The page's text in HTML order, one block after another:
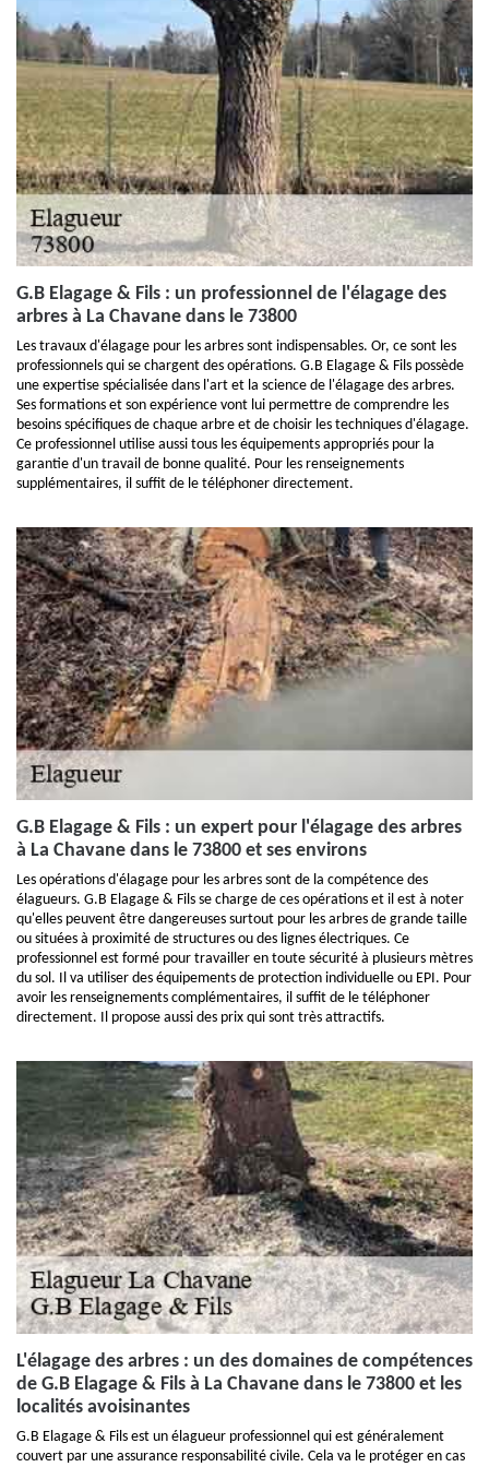
G.B Elagage & Fils : un professionnel de l'élagage des
arbres à La Chavane dans le 73800
Les travaux d'élagage pour les arbres sont indispensables. Or, ce sont les
professionnels qui se chargent des opérations. G.B Elagage & Fils possède
une expertise spécialisée dans l'art et la science de l'élagage des arbres.
Ses formations et son expérience vont lui permettre de comprendre les
besoins spécifiques de chaque arbre et de choisir les techniques d'élagage.
Ce professionnel utilise aussi tous les équipements appropriés pour la
garantie d'un travail de bonne qualité. Pour les renseignements
supplémentaires, il suffit de le téléphoner directement.
G.B Elagage & Fils : un expert pour l'élagage des arbres
à La Chavane dans le 73800 et ses environs
Les opérations d'élagage pour les arbres sont de la compétence des
élagueurs. G.B Elagage & Fils se charge de ces opérations et il est à noter
qu'elles peuvent être dangereuses surtout pour les arbres de grande taille
ou situées à proximité de structures ou des lignes électriques. Ce
professionnel est formé pour travailler en toute sécurité à plusieurs mètres
du sol. Il va utiliser des équipements de protection individuelle ou EPI. Pour
avoir les renseignements complémentaires, il suffit de le téléphoner
directement. Il propose aussi des prix qui sont très attractifs.
L'élagage des arbres : un des domaines de compétences
de G.B Elagage & Fils à La Chavane dans le 73800 et les
localités avoisinantes
G.B Elagage & Fils est un élagueur professionnel qui est généralement
couvert par une assurance responsabilité civile. Cela va le protéger en cas